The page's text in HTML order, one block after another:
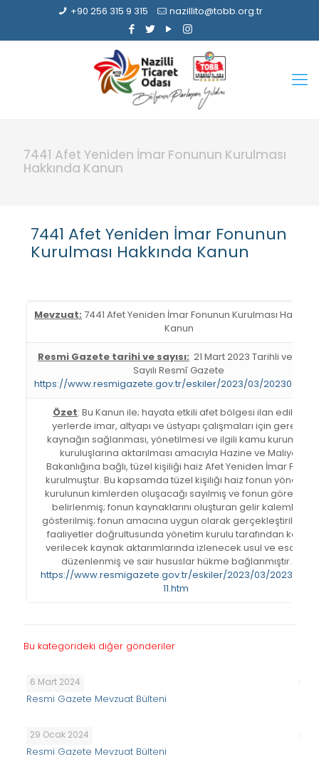
+90 256 315 9 315 nazillito@tobb.org.tr
7441 Afet Yeniden İmar Fonunun Kurulması
Hakkında Kanun
7441 Afet Yeniden İmar Fonunun
Kurulması Hakkında Kanun
Mevzuat: 7441 Afet Yeniden İmar Fonunun Kurulması
Kanun
Resmi Gazete tarihi ve sayısı: 21 Mart 2023 Tarihli ve
Sayılı Resmî Gazete
https://www.resmigazete.gov.tr/eskiler/2023/03/
Özet: Bu Kanun ile; hayata etkili afet bölgesi ilan edilen
yerlerde imar, altyapı ve üstyapı çalışmaları için gerekli
kaynağın sağlanması, yönetilmesi ve ilgili kamu kurum ve
kuruluşlarına aktarılması amacıyla Hazine ve Maliye
Bakanlığına bağlı, tüzel kişiliği haiz Afet Yeniden İmar Fonu
kurulmuştur. Bu kapsamda tüzel kişiliği haiz fonun yönetim
kurulunun kimlerden oluşacağı sayılmış ve fonun görevleri
belirlenmiş; fonun kaynaklarını oluşturan gelir kalemleri
gösterilmiş; fonun amacına uygun olarak gerçekleştirilecek
faaliyetler doğrultusunda yönetim kurulu tarafından karar
verilecek kaynak aktarımlarında izlenecek usul ve esaslar
düzenlenmiş ve sair hususlar hükme bağlanmıştır.
https://www.resmigazete.gov.tr/eskiler/2023/03/20230321-
11.htm
Bu kategorideki diğer gönderiler
6 Mart 2024
Resmi Gazete Mevzuat Bülteni
29 Ocak 2024
Resmi Gazete Mevzuat Bülteni